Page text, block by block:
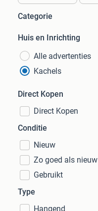
Categorie
Huis en Inrichting
Alle advertenties
Kachels
Direct Kopen
Direct Kopen
Conditie
Nieuw
Zo goed als nieuw
Gebruikt
Type
Hangend